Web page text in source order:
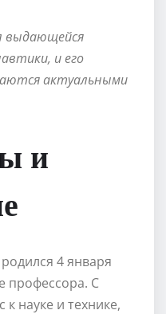
выдающейся
и его
актуальными
и
4 января
профессора. С
к науке и технике,